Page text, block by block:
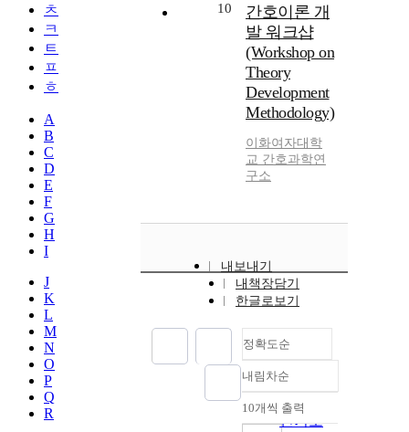
ㅊ
ㅋ
ㅌ
ㅍ
ㅎ
A
B
C
D
E
F
G
H
I
J
K
L
M
N
O
P
Q
R
10
간호이론 개
발 워크샵
(Workshop on
Theory
Development
Methodology)
이화여자대학
교 간호과학연
구소
내보내기
내책장담기
한글로보기
정확도순
정확도
순
인기도
내림차순
내림차순
10개씩 출력